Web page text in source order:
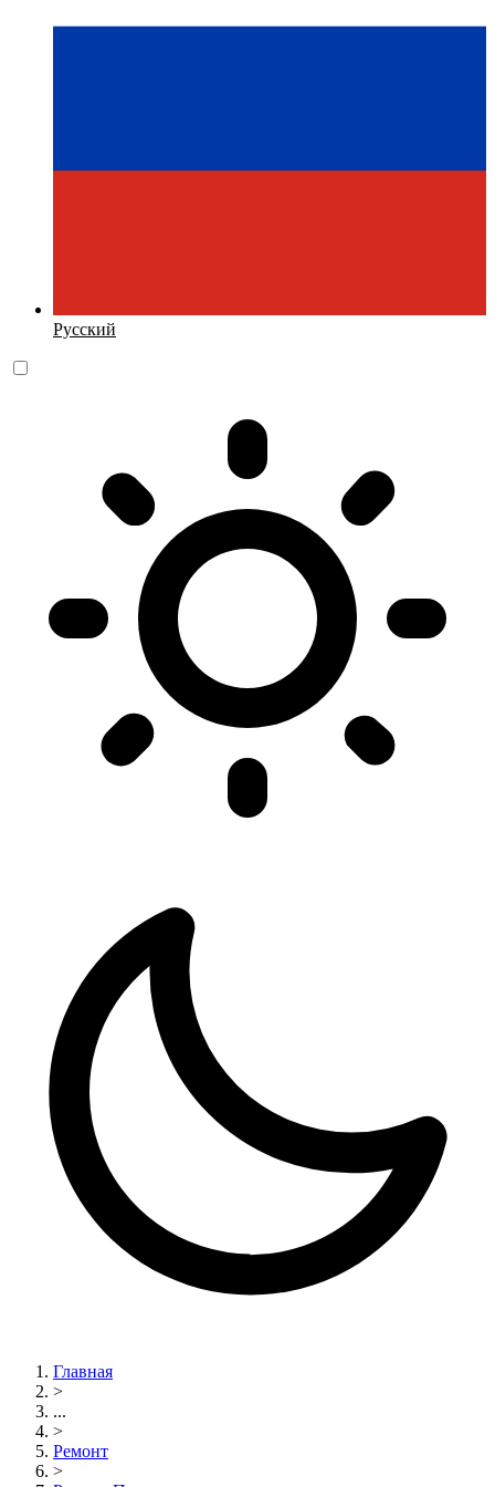
Русский
Главная
>
...
>
Ремонт
>